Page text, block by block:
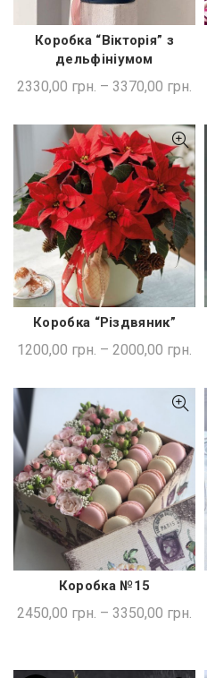
ШВИДКА ПОКУПКА
Коробка “Вікторія” з
дельфініумом
2330,00 грн. – 3370,00 грн.
ШВИДКА ПОКУПКА
Коробка “Різдвяник”
1200,00 грн. – 2000,00 грн.
ШВИДКА ПОКУПКА
Коробка №15
2450,00 грн. – 3350,00 грн.